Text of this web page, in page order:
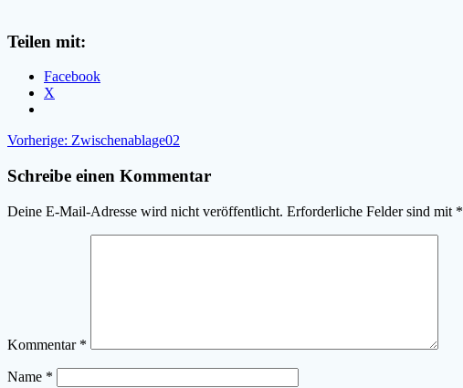
Teilen mit:
Facebook
X
Beitragsnavigation
Vorherige: Vorheriger
Zwischenablage02
Schreibe einen Kommentar
Deine E-Mail-Adresse wird nicht veröffentlicht. Erforderliche Felder sind mit *
Kommentar *
Name *